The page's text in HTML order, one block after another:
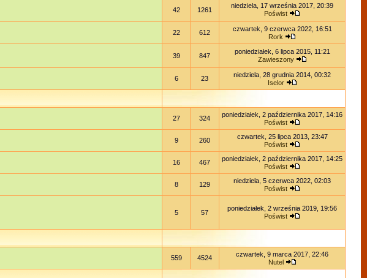
42 1261
niedziela, 17 września 2017, 20:39
Poświst
22 612
czwartek, 9 czerwca 2022, 16:51
Rork
39 847
poniedziałek, 6 lipca 2015, 11:21
Zawieszony
6 23
niedziela, 28 grudnia 2014, 00:32
Iselor
27 324
poniedziałek, 2 października 2017, 14:16
Poświst
9 260
czwartek, 25 lipca 2013, 23:47
Poświst
16 467
poniedziałek, 2 października 2017, 14:25
Poświst
8 129
niedziela, 5 czerwca 2022, 02:03
Poświst
5 57
poniedziałek, 2 września 2019, 19:56
Poświst
559 4524
czwartek, 9 marca 2017, 22:46
Nutel